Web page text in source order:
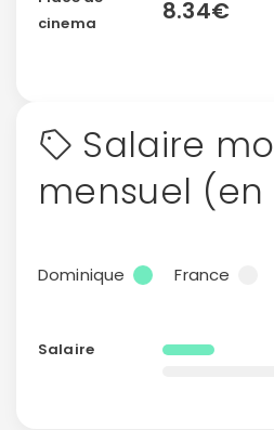
cinema
8.34€
Salaire
mensuel
Dominique France
Salaire